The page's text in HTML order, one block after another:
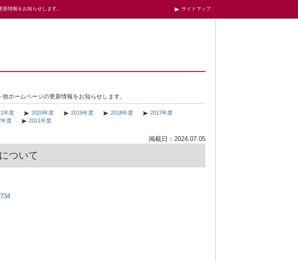
情報をお知らせします。 サイトマップ
ホームページの更新情報をお知らせします。
年度 2020年度 2019年度 2018年度
2017年度
年度 2011年度
掲載日：2024.07.05
ついて